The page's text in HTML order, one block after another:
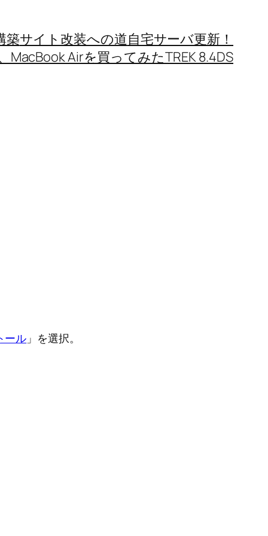
築サイト改装への道自宅サーバ更新！
MacBook Airを買ってみたTREK 8.4DS
ール 」を選択。